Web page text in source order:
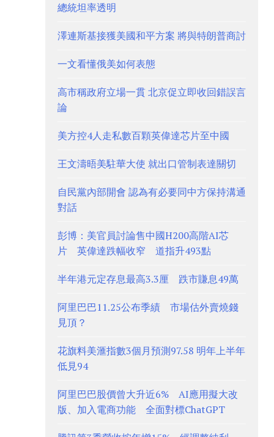
總統坦率透明
澤連斯基接獲美國和平方案 將與特朗普商討
一文看懂俄美如何表態
高市稱政府立場一貫 北京促立即收回錯誤言
論
美方控4人走私數百顆英偉達芯片至中國
王文濤晤美駐華大使 就出口管制表達關切
自民黨內部開會 認為有必要同中方保持溝通
對話
彭博：美官員討論售中國H200高階AI芯
片 英偉達跌幅收窄 道指升493點
半年港元定存息最高3.3厘 跌市賺息49萬
阿里巴巴11.25公布季績 市場估外賣燒錢
見頂？
花旗料美滙指數3個月預測97.58 明年上半年
低見94
阿里巴巴股價曾大升近6% AI應用擬大改
版、加入電商功能 全面對標ChatGPT